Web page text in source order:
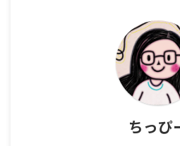
ちっぴ